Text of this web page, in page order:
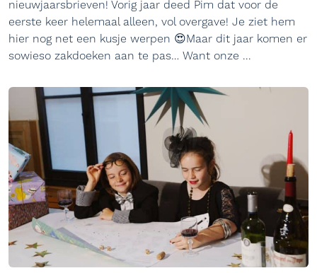
nieuwjaarsbrieven! Vorig jaar deed Pim dat voor de
eerste keer helemaal alleen, vol overgave! Je ziet hem
hier nog net een kusje werpen 😍Maar dit jaar komen er
sowieso zakdoeken aan te pas… Want onze ...